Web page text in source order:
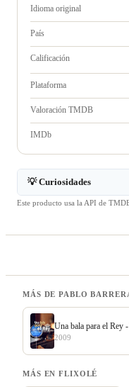
Idioma original
País
Calificación
Plataforma
Valoración TMDB
IMDb
💡 Curiosidades
Este producto usa la API de
MÁS DE PABLO
Una bala para el Rey
2009
MÁS EN FLIXOLÉ